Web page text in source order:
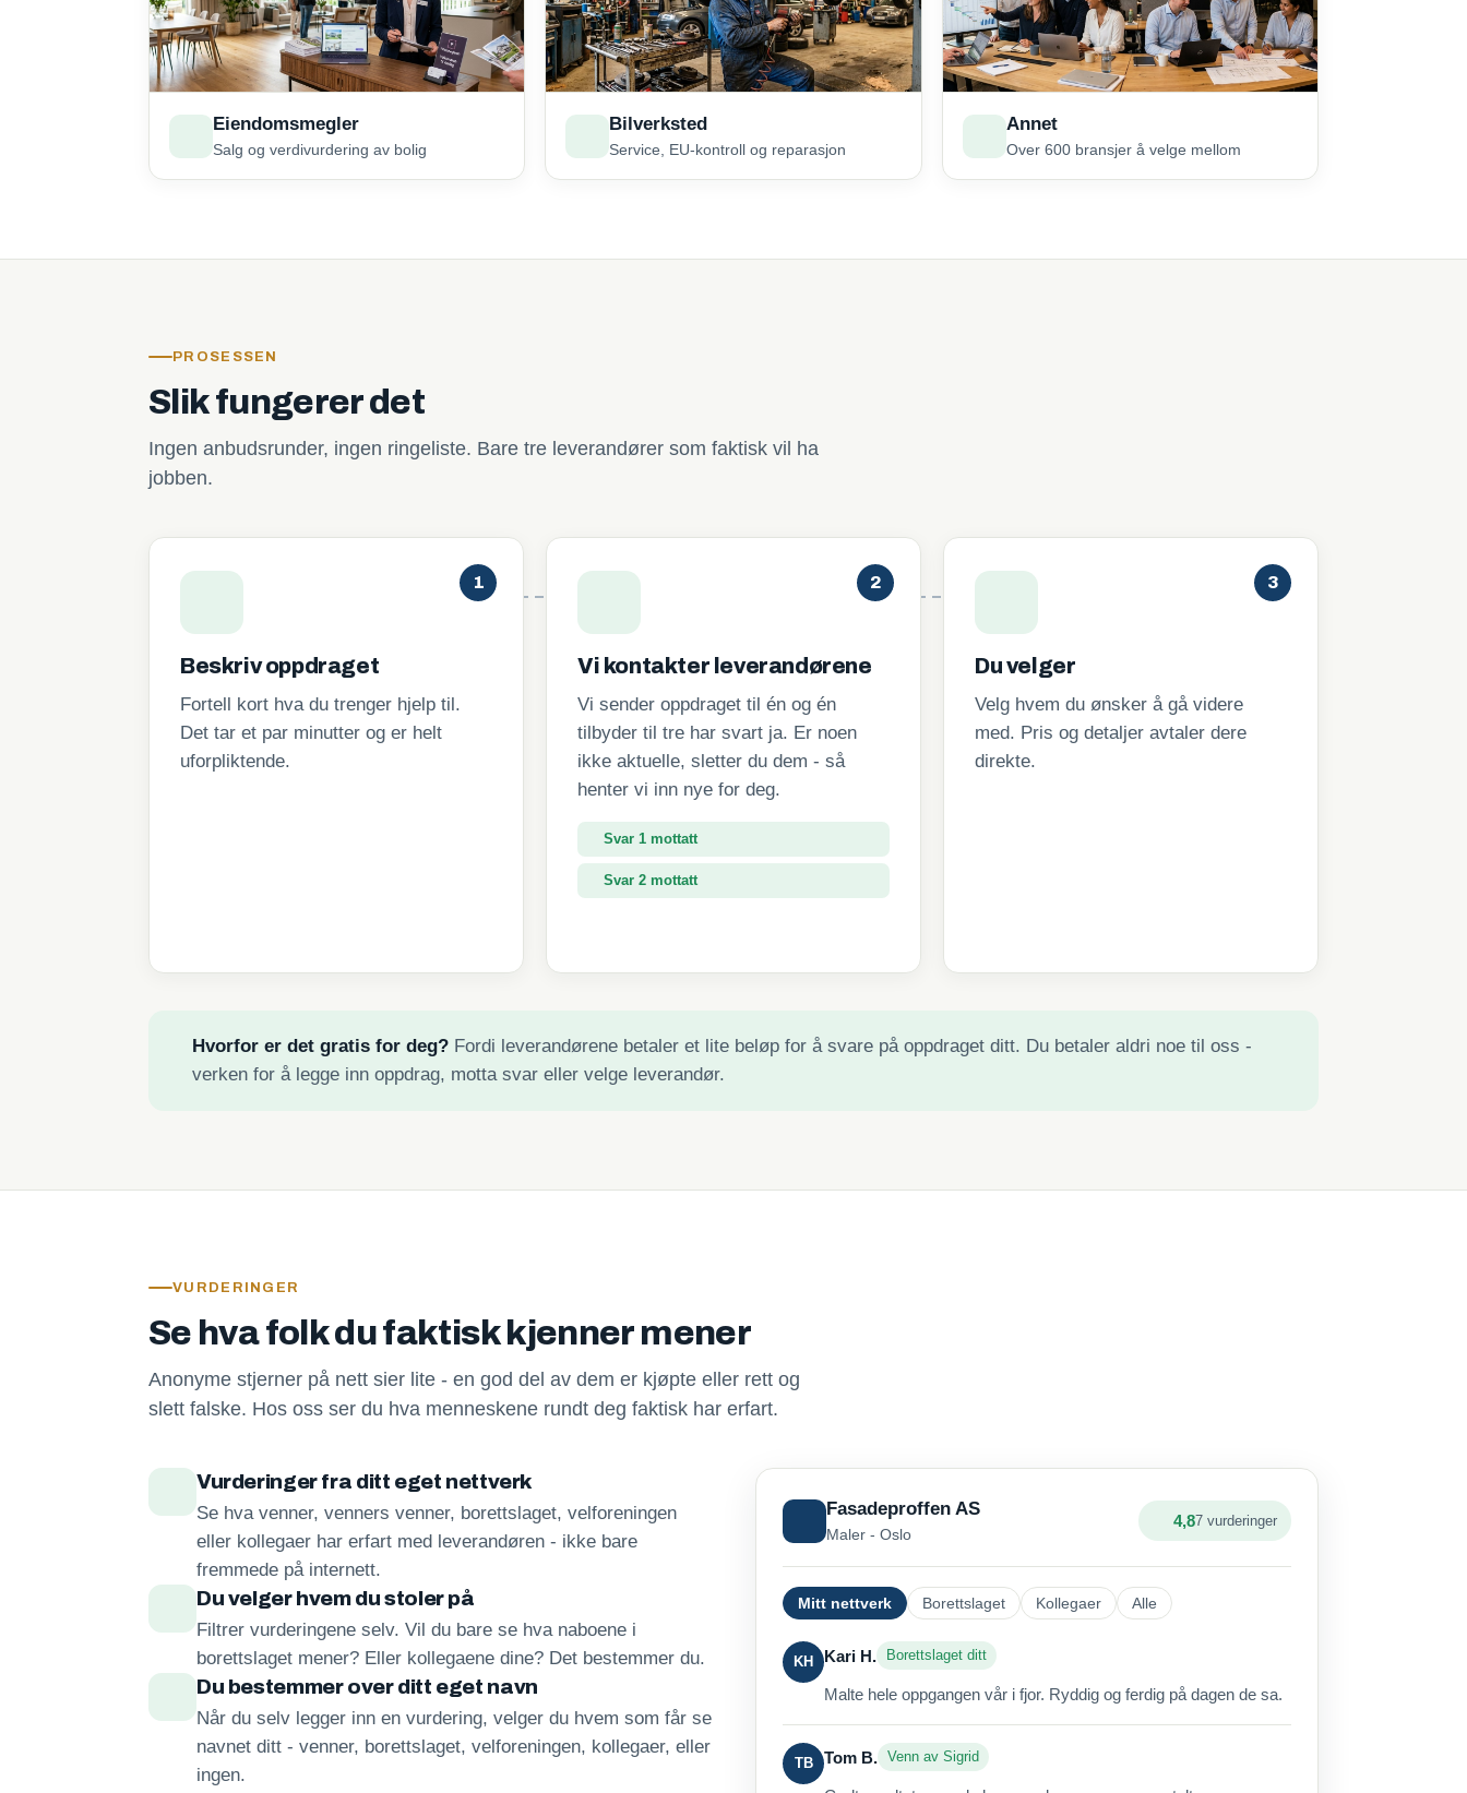
Eiendomsmegler
Salg og verdivurdering av bolig
Bilverksted
Service, EU-kontroll og reparasjon
Annet
Over 600 bransjer å velge mellom
PROSESSEN
Slik fungerer det
Ingen anbudsrunder, ingen ringeliste. Bare tre leverandører som faktisk vil ha
jobben.
1
Beskriv oppdraget
Fortell kort hva du trenger hjelp til.
Det tar et par minutter og er helt
uforpliktende.
2
Vi kontakter leverandørene
Vi sender oppdraget til én og én
tilbyder til tre har svart ja. Er noen
ikke aktuelle, sletter du dem - så
henter vi inn nye for deg.
Svar 1 mottatt
Svar 2 mottatt
3
Du velger
Velg hvem du ønsker å gå videre
med. Pris og detaljer avtaler dere
direkte.
Hvorfor er det gratis for deg? Fordi leverandørene betaler et lite beløp for å svare på oppdraget ditt. Du betaler aldri noe til oss -
verken for å legge inn oppdrag, motta svar eller velge leverandør.
VURDERINGER
Se hva folk du faktisk kjenner mener
Anonyme stjerner på nett sier lite - en god del av dem er kjøpte eller rett og
slett falske. Hos oss ser du hva menneskene rundt deg faktisk har erfart.
Vurderinger fra ditt eget nettverk
Se hva venner, venners venner, borettslaget, velforeningen
eller kollegaer har erfart med leverandøren - ikke bare
fremmede på internett.
Du velger hvem du stoler på
Filtrer vurderingene selv. Vil du bare se hva naboene i
borettslaget mener? Eller kollegaene dine? Det bestemmer du.
Du bestemmer over ditt eget navn
Når du selv legger inn en vurdering, velger du hvem som får se
navnet ditt - venner, borettslaget, velforeningen, kollegaer, eller
ingen.
Fasadeproffen AS
Maler - Oslo
4,87 vurderinger
Mitt nettverk Borettslaget Kollegaer Alle
KH Kari H. Borettslaget ditt
Malte hele oppgangen vår i fjor. Ryddig og ferdig på dagen de sa.
TB Tom B. Venn av Sigrid